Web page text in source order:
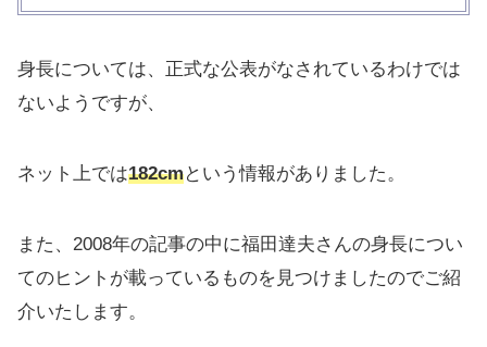
身長については、正式な公表がなされているわけでは
ないようですが、
ネット上では182cmという情報がありました。
また、2008年の記事の中に福田達夫さんの身長につい
てのヒントが載っているものを見つけましたのでご紹
介いたします。